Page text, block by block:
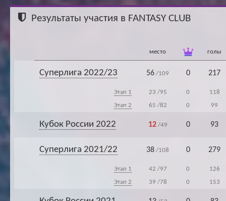
Результаты участия в FANTASY CLUB
место голы
Суперлига 2022/23 56 /109 0 217
Этап 1 23 /95 0
118
Этап 2
65 /82 0 99
Кубок России 2022 12/49 0 93
Суперлига 2021/22 38 /108 0 279
Этап 1 42 /97 0
126
Этап 2
39 /78 0 153